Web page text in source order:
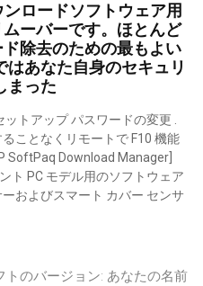
ロードソフトウェア用
ーバーです。ほとんど
除去のための最もよい
あなた自身のセキュリ
まった
トアップ パスワードの変更 .
ことなくリモートで F10 機能
SoftPaq Download Manager]
ト PC モデル用のソフトウェア
およびスマート カバー センサ
トのバージョン: あなたの名前